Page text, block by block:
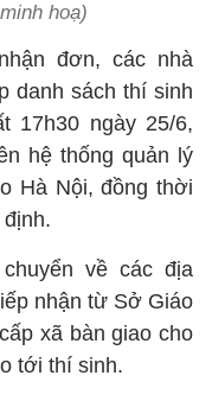
hoạ)
đơn, các nhà
danh sách thí sinh
17h30 ngày 25/6,
hệ thống quản lý
Hà Nội, đồng thời
về các địa
nhận từ Sở Giáo
xã bàn giao cho
tới thí sinh.